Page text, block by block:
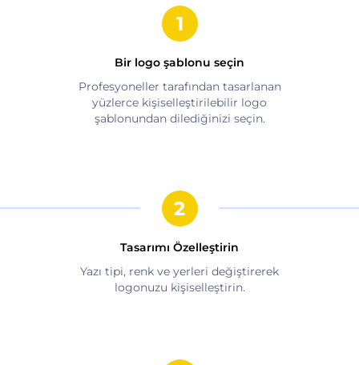
Bir logo şablonu seçin
Profesyoneller tarafından tasarlanan
yüzlerce kişiselleştirilebilir logo
şablonundan dilediğinizi seçin.
Tasarımı Özelleştirin
Yazı tipi, renk ve yerleri değiştirerek
logonuzu kişiselleştirin.